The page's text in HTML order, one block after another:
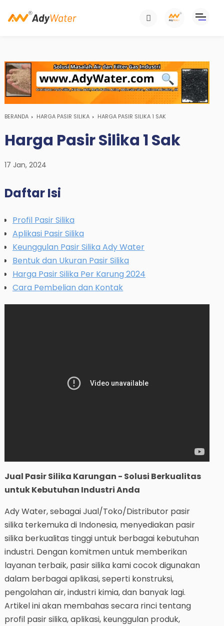
BERANDA HARGA PASIR SILIKA HARGA PASIR SILIKA 1 SAK
Harga Pasir Silika 1 Sak
17 Jan, 2024
Daftar Isi
Profil Pasir Silika
Aplikasi Pasir Silika
Keunggulan Pasir Silika Ady Water
Bentuk dan Ukuran Pasir Silika
Harga Pasir Silika Per Karung 2024
Cara Pembelian dan Kontak
Jual Pasir Silika Karungan - Solusi Berkualitas
untuk Kebutuhan Industri Anda
Ady Water, sebagai Jual/Toko/Distributor pasir
silika terkemuka di Indonesia, menyediakan pasir
silika berkualitas tinggi untuk berbagai kebutuhan
industri. Dengan komitmen untuk memberikan
layanan terbaik, pasir silika kami cocok digunakan
dalam berbagai aplikasi, seperti konstruksi,
pengolahan air, industri kimia, dan banyak lagi.
Artikel ini akan membahas secara rinci tentang
profil pasir silika, aplikasi, keunggulan produk,